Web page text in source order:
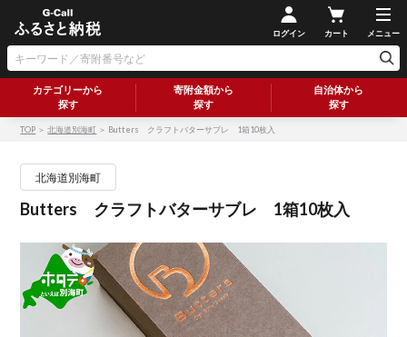
ログイン カート メニュー
カテゴリーから
探す
寄附金額から
探す
自治体から
探す
TOP ＞北海道別海町 ＞ Butters クラフトバターサブレ 1箱10枚入
北海道別海町
Butters クラフトバターサブレ 1箱10枚入